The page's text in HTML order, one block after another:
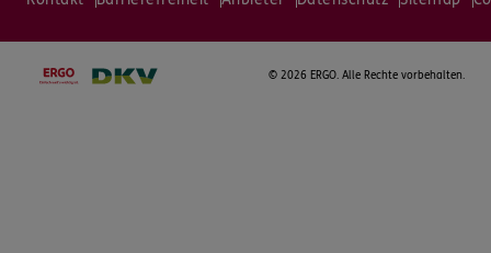
© 2026 ERGO. Alle Rechte vorbehalten.